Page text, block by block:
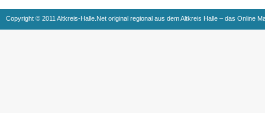
Copyright © 2011 Altkreis-Halle.Net original regional aus dem Altkreis Halle – das Online